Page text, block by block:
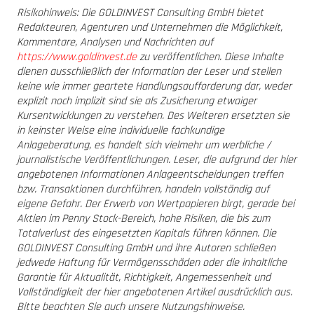
Risikohinweis: Die GOLDINVEST Consulting GmbH bietet
Redakteuren, Agenturen und Unternehmen die Möglichkeit,
Kommentare, Analysen und Nachrichten auf
https://www.goldinvest.dezu veröffentlichen. Diese Inhalte
dienen ausschließlich der Information der Leser und stellen
keine wie immer geartete Handlungsaufforderung dar, weder
explizit noch implizit sind sie als Zusicherung etwaiger
Kursentwicklungen zu verstehen. Des Weiteren ersetzten sie
in keinster Weise eine individuelle fachkundige
Anlageberatung, es handelt sich vielmehr um werbliche /
journalistische Veröffentlichungen. Leser, die aufgrund der hier
angebotenen Informationen Anlageentscheidungen treffen
bzw. Transaktionen durchführen, handeln vollständig auf
eigene Gefahr. Der Erwerb von Wertpapieren birgt, gerade bei
Aktien im Penny Stock-Bereich, hohe Risiken, die bis zum
Totalverlust des eingesetzten Kapitals führen können. Die
GOLDINVEST Consulting GmbH und ihre Autoren schließen
jedwede Haftung für Vermögensschäden oder die inhaltliche
Garantie für Aktualität, Richtigkeit, Angemessenheit und
Vollständigkeit der hier angebotenen Artikel ausdrücklich aus.
Bitte beachten Sie auch unsere Nutzungshinweise.